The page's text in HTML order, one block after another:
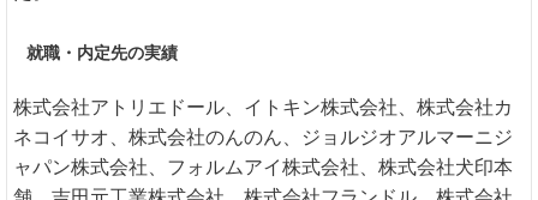
就職・内定先の実績
株式会社アトリエドール、イトキン株式会社、株式会社カ
ネコイサオ、株式会社のんのん、ジョルジオアルマーニジ
ャパン株式会社、フォルムアイ株式会社、株式会社犬印本